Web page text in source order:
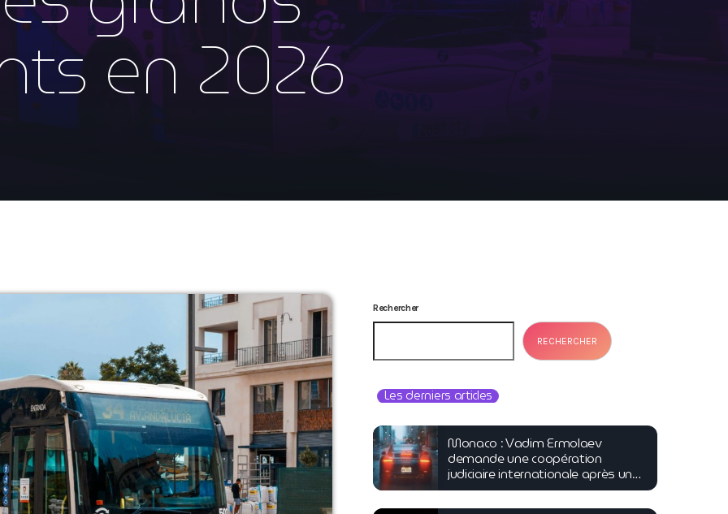
en 2026
Rechercher
RECHERCHER
Les derniers articles
Monaco : Vadim Ermolaev
demande une coopération
judiciaire internationale après une
tentative d’homicide